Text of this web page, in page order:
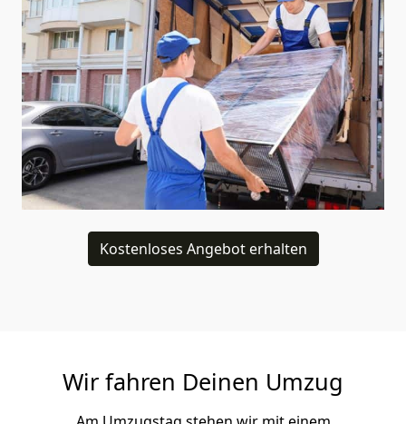
Kostenloses Angebot erhalten
Wir fahren Deinen Umzug